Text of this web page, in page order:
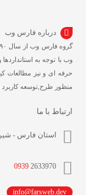
درباره فارس وب
وب با توجه به
حرفه ای و نیز مطالعات
منظور طرح,توسعه کاربرد
ارتباط با ما
استان فارس -
0939 2633970
info@farsweb.dev